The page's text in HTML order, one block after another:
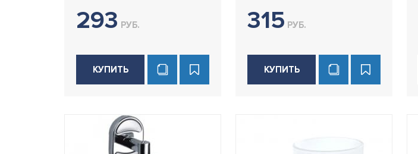
293 РУБ.
КУПИТЬ
315 РУБ.
КУПИТЬ